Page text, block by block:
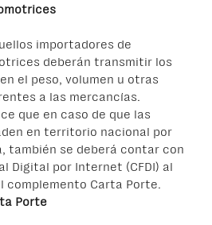
importadores de
deberán transmitir los
el peso, volumen u otras
a las mercancías.
que en caso de que las
en territorio nacional por
también se deberá contar con
Digital por Internet (CFDI) al
complemento Carta Porte.
Porte